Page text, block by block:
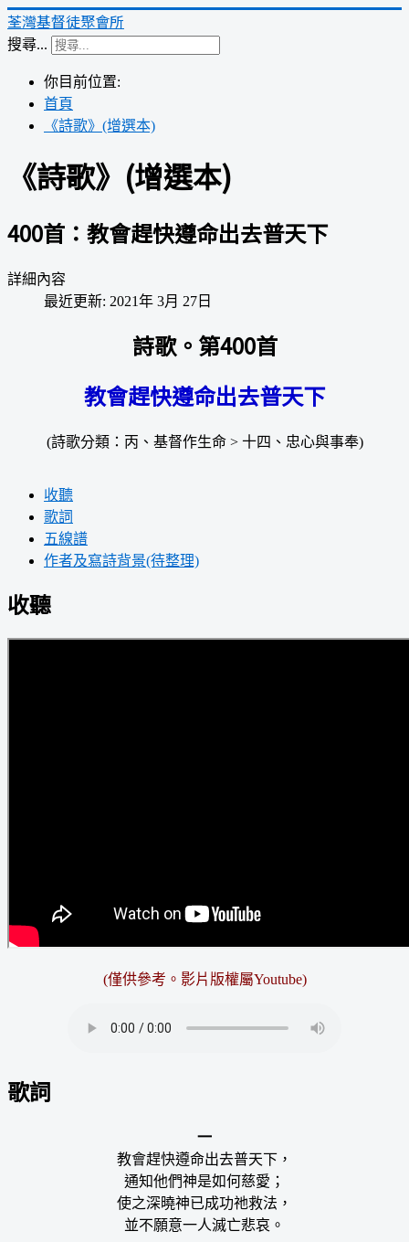
荃灣基督徒聚會所
搜尋...
你目前位置:
首頁
《詩歌》(增選本)
《詩歌》(增選本)
400首：教會趕快遵命出去普天下
詳細內容
最近更新: 2021年 3月 27日
詩歌。第400首
教會趕快遵命出去普天下
(詩歌分類：丙、基督作生命 > 十四、忠心與事奉)
收聽
歌詞
五線譜
作者及寫詩背景(待整理)
收聽
(僅供參考。影片版權屬Youtube)
歌詞
一
教會趕快遵命出去普天下，
通知他們神是如何慈愛；
使之深曉神已成功祂救法，
並不願意一人滅亡悲哀。